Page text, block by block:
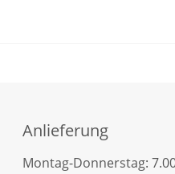
Anlieferung
Montag-Donnerstag: